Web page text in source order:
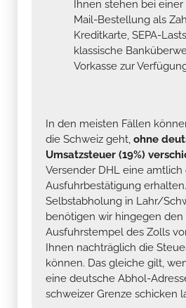
Ihnen stehen bei
Mail-Bestellung als
Kreditkarte, SEPA-
klassische
Vorkasse zur
In den meisten Fällen
die Schweiz geht, ohne
Umsatzsteuer (19%)
Versender DHL eine
Ausfuhrbestätigung
Selbstabholung in Lahr/
benötigen wir hingegen den
Ausfuhrstempel des Zolls
Ihnen nachträglich die
können. Das gleiche gilt,
eine deutsche Abhol-
schweizer Grenze schicken